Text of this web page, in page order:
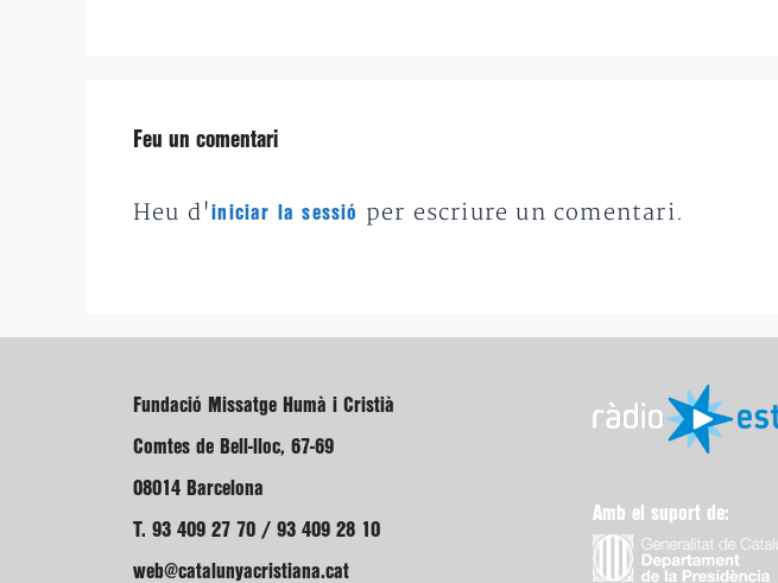
Feu un comentari
Heu d'iniciar la sessió per escriure un comentari.
Fundació Missatge Humà i Cristià
Comtes de Bell-lloc, 67-69
08014 Barcelona
T. 93 409 27 70 / 93 409 28 10
web@catalunyacristiana.cat
Amb el suport de: